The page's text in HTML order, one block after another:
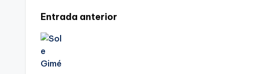
Navegación
de
Entrada anterior